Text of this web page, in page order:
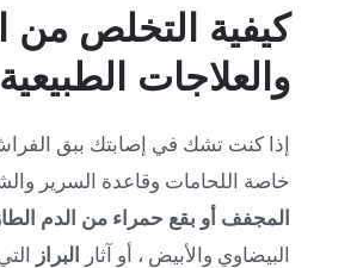
كيفية التخلص من
والعلاجات الطبيعية
إذا كنت تشك في إصابتك ببق
خاصة اللحامات وقاعدة السرير
المجفف أو بقع حمراء من الدم
البيضاوي والأبيض ، أو آثار البراز